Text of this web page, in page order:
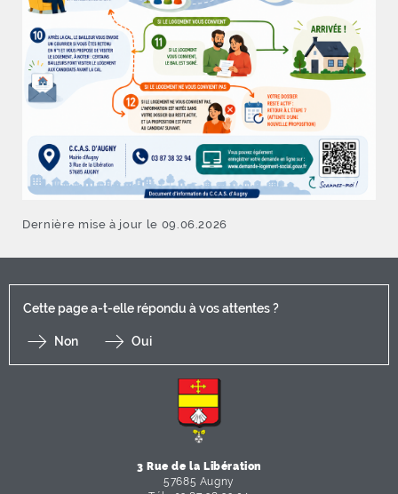
Dernière mise à jour le 09.06.2026
Cette page a-t-elle répondu à vos attentes ?
Non Oui
3 Rue de la Libération
57685 Augny